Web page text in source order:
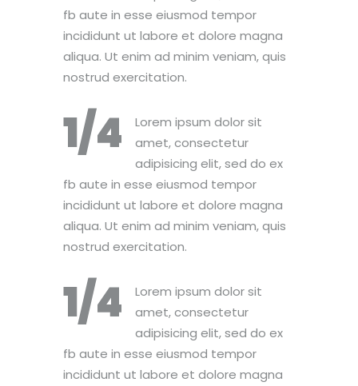
fb aute in esse eiusmod tempor
incididunt ut labore et dolore magna
aliqua. Ut enim ad minim veniam, quis
nostrud exercitation.
1/4
Lorem ipsum dolor sit
amet, consectetur
adipisicing elit, sed do ex
fb aute in esse eiusmod tempor
incididunt ut labore et dolore magna
aliqua. Ut enim ad minim veniam, quis
nostrud exercitation.
1/4
Lorem ipsum dolor sit
amet, consectetur
adipisicing elit, sed do ex
fb aute in esse eiusmod tempor
incididunt ut labore et dolore magna